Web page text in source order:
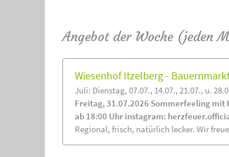
Angebot der Woche (jeden
Wiesenhof Itzelberg -
Juli: Dienstag, 07.07., 14.07., 21.07., u.
Freitag, 31.07.2026 Sommerfeeling mit
ab 18:00 Uhr instagram:
Regional, frisch, natürlich lecker. Wir